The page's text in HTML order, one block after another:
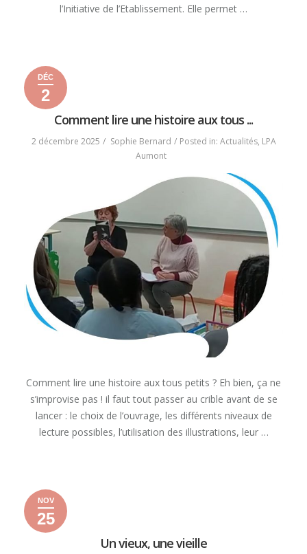
l’Initiative de l’Etablissement. Elle permet …
KÉSAKO
2
décembre
2025
2
décembre
2025
DÉC
22025
Comment lire une histoire aux tous ...
2 décembre 2025 Sophie Bernard Posted in: Actualités, LPA
Aumont
Comment lire une histoire aux tous petits ? Eh bien, ça ne
s’improvise pas ! il faut tout passer au crible avant de se
lancer : le choix de l’ouvrage, les différents niveaux de
lecture possibles, l’utilisation des illustrations, leur …
PETITS »
25
novembre
25
novembre
NOV
25
2025
Un vieux, une vieille